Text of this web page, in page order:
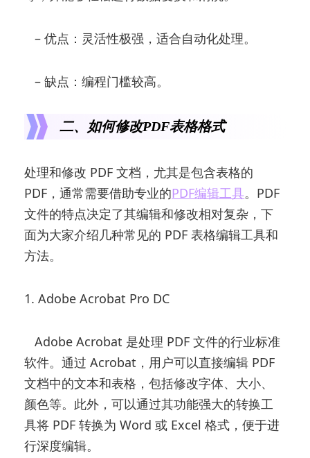
– 优点：灵活性极强，适合自动化处理。
– 缺点：编程门槛较高。
二、如何修改PDF表格格式
处理和修改 PDF 文档，尤其是包含表格的
PDF，通常需要借助专业的PDF编辑工具。PDF
文件的特点决定了其编辑和修改相对复杂，下
面为大家介绍几种常见的 PDF 表格编辑工具和
方法。
1. Adobe Acrobat Pro DC
Adobe Acrobat 是处理 PDF 文件的行业标准
软件。通过 Acrobat，用户可以直接编辑 PDF
文档中的文本和表格，包括修改字体、大小、
颜色等。此外，可以通过其功能强大的转换工
具将 PDF 转换为 Word 或 Excel 格式，便于进
行深度编辑。